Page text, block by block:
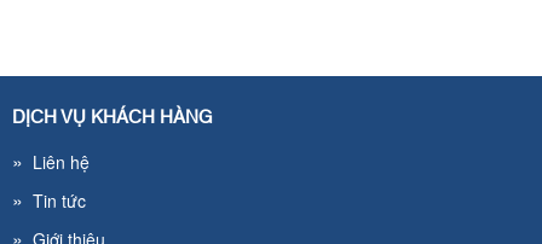
DỊCH VỤ KHÁCH HÀNG
» Liên hệ
» Tin tức